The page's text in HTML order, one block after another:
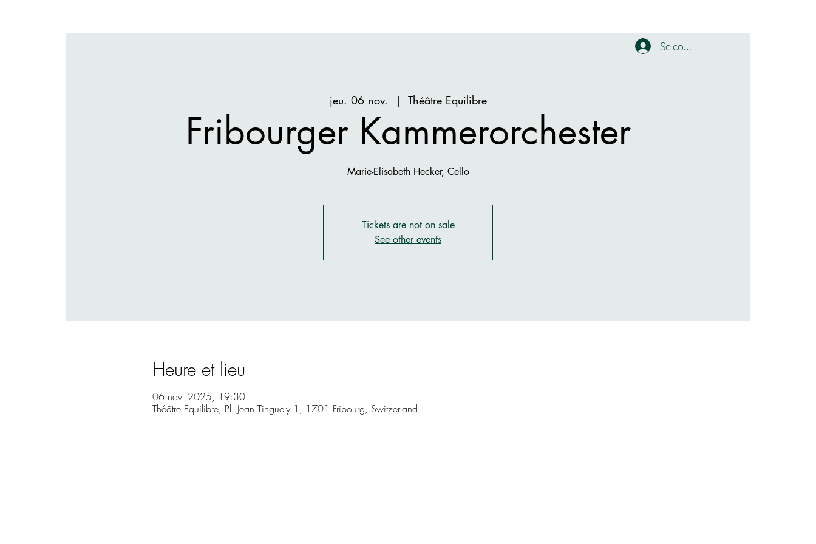
Se connecter
jeu. 06 nov.
  |
Théâtre Equilibre
Fribourger Kammerorchester
Marie-Elisabeth Hecker, Cello
Tickets are not on sale
See other events
Heure et lieu
06 nov. 2025, 19:30
Théâtre Equilibre, Pl. Jean Tinguely 1, 1701 Fribourg, Switzerland